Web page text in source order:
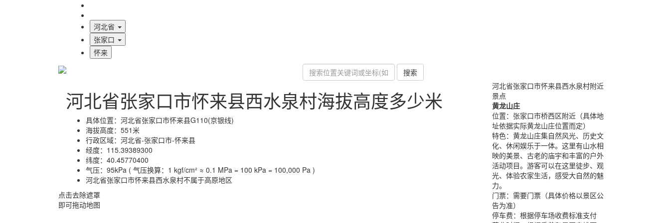
河北省
张家口
怀来
搜索
河北省张家口市怀来县西水泉村海拔高度多少米
具体位置： 河北省张家口市怀来县G110(京银线)
海拔高度： 551米
行政区域： 河北省-张家口市-怀来县
经度： 115.39389300
纬度： 40.45770400
气压： 95kPa ( 气压换算：1 kgf/cm² ≈ 0.1 MPa = 100 kPa = 100,000 Pa )
河北省张家口市怀来县西水泉村不属于高原地区
点击去除遮罩
即可拖动地图
河北省张家口市怀来县西水泉村附近
景点
黄龙山庄
位置： 张家口市桥西区附近（具体地
址依据实际黄龙山庄位置而定）
特色： 黄龙山庄集自然风光、历史文
化、休闲娱乐于一体。这里有山水相
映的美景、古老的庙宇和丰富的户外
活动项目。游客可以在这里徒步、观
光、体验农家生活，感受大自然的魅
力。
门票： 需要门票（具体价格以景区公
告为准）
停车费： 根据停车场收费标准支付